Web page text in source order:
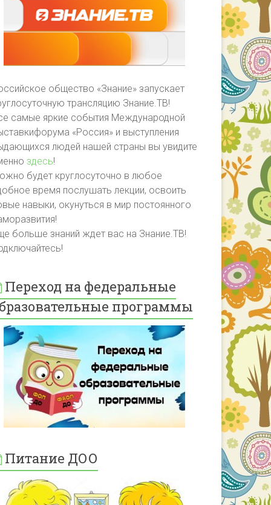
общество «Знание» запускает
трансляцию Знание.ТВ!
самые яркие события Международной
«Россия» и выступления
людей нашей страны вы увидите
здесь!
будет круглосуточно в любое
время послушать лекции, освоить
навыки, окунуться в мир постоянного
больше знаний ждет вас на Знание.ТВ!
Переход на федеральные
программы
Питание ДОО